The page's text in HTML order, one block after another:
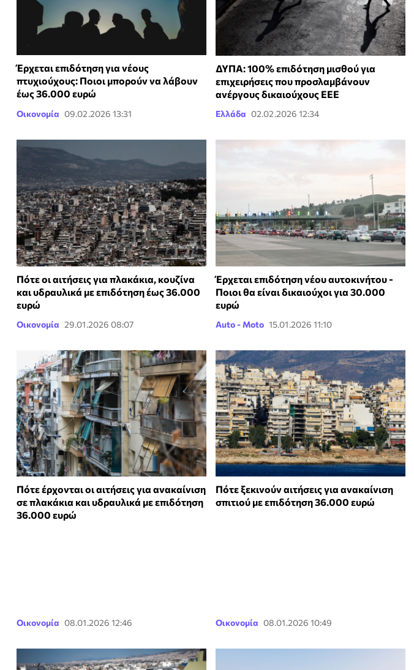
Έρχεται επιδότηση για νέους
πτυχιούχους: Ποιοι μπορούν να λάβουν
έως 36.000 ευρώ
Οικονομία 09.02.2026 13:31
ΔΥΠΑ: 100% επιδότηση μισθού για
επιχειρήσεις που προσλαμβάνουν
ανέργους δικαιούχους ΕΕΕ
Ελλάδα 02.02.2026 12:34
Πότε οι αιτήσεις για πλακάκια, κουζίνα
και υδραυλικά με επιδότηση έως 36.000
ευρώ
Οικονομία 29.01.2026 08:07
Έρχεται επιδότηση νέου αυτοκινήτου -
Ποιοι θα είναι δικαιούχοι για 30.000
ευρώ
Auto - Moto 15.01.2026 11:10
Πότε έρχονται οι αιτήσεις για ανακαίνιση
σε πλακάκια και υδραυλικά με επιδότηση
36.000 ευρώ
Οικονομία 08.01.2026 12:46
Πότε ξεκινούν αιτήσεις για ανακαίνιση
σπιτιού με επιδότηση 36.000 ευρώ
Οικονομία 08.01.2026 10:49